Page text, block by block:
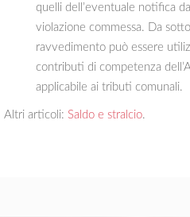
quelli dell’eventuale notifica
violazione commessa. Da
ravvedimento può essere
contributi di competenza
applicabile ai tributi comunali.
Altri articoli: Saldo e stralcio.